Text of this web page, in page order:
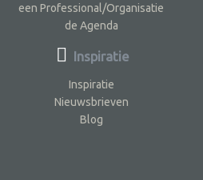
een Professional/Organisatie
de Agenda
Inspiratie
Inspiratie
Nieuwsbrieven
Blog